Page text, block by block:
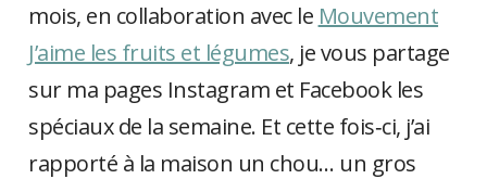
mois, en collaboration avec le Mouvement
J’aime les fruits et légumes, je vous partage
sur ma pages Instagram et Facebook les
spéciaux de la semaine. Et cette fois‑ci, j’ai
rapporté à la maison un chou… un gros